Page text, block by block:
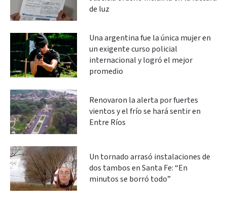
de luz
Una argentina fue la única mujer en
un exigente curso policial
internacional y logró el mejor
promedio
Renovaron la alerta por fuertes
vientos y el frío se hará sentir en
Entre Ríos
Un tornado arrasó instalaciones de
dos tambos en Santa Fe: “En
minutos se borró todo”